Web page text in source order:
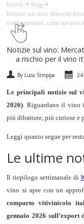
BIANCHI
ROSATI
SPUMANTI
NON SOLO VINO
REGALI
CLUB
TROVA IL TUO
Home
Blog
Notizie sul vino: Mercati
il vino italiano, cosa sta
Notizie sul vino:
a rischio per il vino
By Luca Stroppa 24
Le principali notizie sul
2026). Riguardano il vino
più dibattute, più curiose
Leggi quanto segue per
Le ultime
Il riepilogo settimanale di
vino si apre con un
comparto vitivinicolo
gennaio 2026 sull’export